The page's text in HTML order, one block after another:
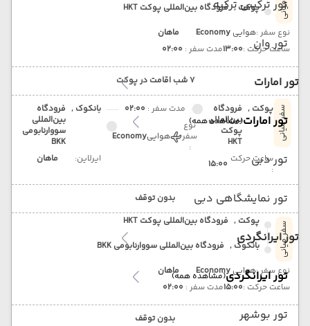
تور ترکیبی ترکیه
تور وان
تور امارات
تور امارات(مشاهده همه)
تور دبی
تور نمایشگاهی دبی
تور ایرانگردی
تور ایرانگردی(مشاهده همه)
تور بوشهر
پوکت , فرودگاه بین‌المللی پوکت HKT
نوع سفر :هوایی
ماهان
ساعت حرکت :13:00مدت سفر : 02:00
7 شب اقامت در پوکت
سفر میانیپوکت , فرودگاه
بین‌المللی
پوکت
HKT
ساعت حرکت
:
15:00
مدت سفر : 02:00
نوع
سفر
:
هواییEconomy
بانکوک , فرودگاه
بین‌المللی
سووارنابومی
BKK
ایرلاین:
ماهان
بدون توقف
سفر میانی پوکت , فرودگاه بین‌المللی پوکت HKT
بانکوک , فرودگاه بین‌المللی سووارنابومی BKK
نوع سفر :هواییEconomy
ماهان
ساعت حرکت :15:00مدت سفر : 02:00
بدون توقف